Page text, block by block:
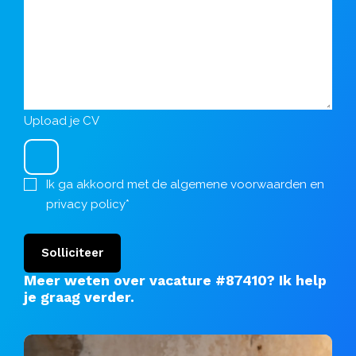
Upload je CV
Ik ga akkoord met de algemene voorwaarden en
privacy policy*
Solliciteer
Meer weten over vacature #87410? Ik help
je graag verder.